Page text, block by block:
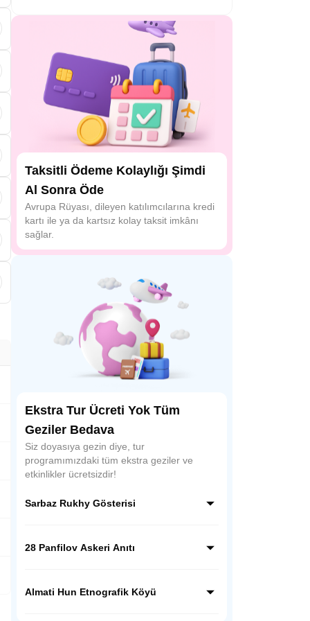
Taksitli Ödeme Kolaylığı Şimdi
Al Sonra Öde
Avrupa Rüyası, dileyen katılımcılarına kredi
kartı ile ya da kartsız kolay taksit imkânı
sağlar.
Ekstra Tur Ücreti Yok Tüm
Geziler Bedava
Siz doyasıya gezin diye, tur
programımızdaki tüm ekstra geziler ve
etkinlikler ücretsizdir!
Sarbaz Rukhy Gösterisi
askeri disiplinini ve ulusal ruhunu yansıtan
kahramanlık kültürünü sahnede canlandırır.
28 Panfilov Askeri Anıtı
Parkı’nda yer alır. II. Dünya Savaşı’nda
Almati Hun Etnografik Köyü